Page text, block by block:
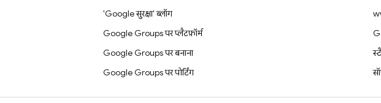
'Google सुरक्षा' ब्लॉग
Google Groups पर प्लैटफ़ॉर्म
Google Groups पर बनाना
Google Groups पर पोर्टिंग